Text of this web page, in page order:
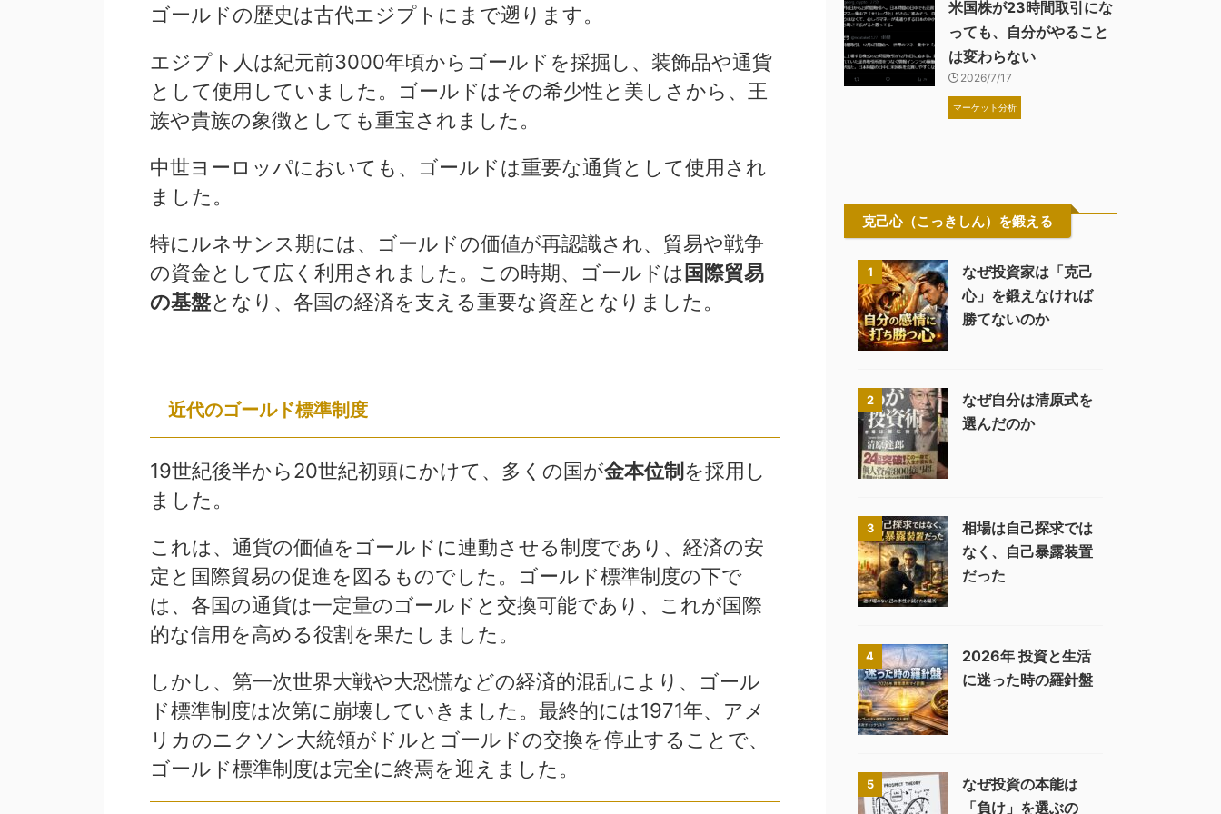
ゴールドの歴史は古代エジプトにまで遡ります。
エジプト人は紀元前3000年頃からゴールドを採掘し、装飾品や通貨
として使用していました。ゴールドはその希少性と美しさから、王
族や貴族の象徴としても重宝されました。
中世ヨーロッパにおいても、ゴールドは重要な通貨として使用され
ました。
特にルネサンス期には、ゴールドの価値が再認識され、貿易や戦争
の資金として広く利用されました。この時期、ゴールドは 国際貿易
の基盤となり、各国の経済を支える重要な資産となりました。
近代のゴールド標準制度
19世紀後半から20世紀初頭にかけて、多くの国が金本位制 を採用し
ました。
これは、通貨の価値をゴールドに連動させる制度であり、経済の安
定と国際貿易の促進を図るものでした。ゴールド標準制度の下で
は、各国の通貨は一定量のゴールドと交換可能であり、これが国際
的な信用を高める役割を果たしました。
しかし、第一次世界大戦や大恐慌などの経済的混乱により、ゴール
ド標準制度は次第に崩壊していきました。最終的には1971年、アメ
リカのニクソン大統領がドルとゴールドの交換を停止することで、
ゴールド標準制度は完全に終焉を迎えました。
米国株が23時間取引にな
っても、自分がやること
は変わらない
2026/7/17
マーケット分析
克己心（こっきしん）を鍛える
1
なぜ投資家は「克己
心」を鍛えなければ
勝てないのか
2
なぜ自分は清原式を
選んだのか
3
相場は自己探求では
なく、自己暴露装置
だった
4
2026年 投資と生活
に迷った時の羅針盤
5
なぜ投資の本能は
「負け」を選ぶの